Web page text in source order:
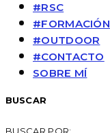
#RSC
#FORMACIÓN
#OUTDOOR
#CONTACTO
SOBRE MÍ
BUSCAR